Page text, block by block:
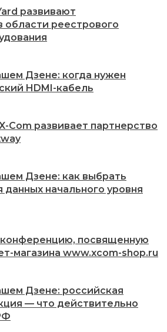
развивают
области реестрового
Дзене: когда нужен
HDMI-кабель
Com развивает партнерство
Дзене: как выбрать
данных начального уровня
конференцию, посвященную
магазина www.xcom-shop.ru
Дзене: российская
— что действительно